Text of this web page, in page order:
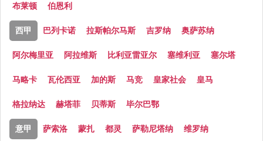
布莱顿 伯恩利
西甲 巴列卡诺 拉斯帕尔马斯 吉罗纳 奥萨苏纳
阿尔梅里亚 阿拉维斯 比利亚雷亚尔 塞维利亚 塞尔塔
马略卡 瓦伦西亚 加的斯 马竞 皇家社会 皇马
格拉纳达 赫塔菲 贝蒂斯 毕尔巴鄂
意甲 萨索洛 蒙扎 都灵 萨勒尼塔纳 维罗纳